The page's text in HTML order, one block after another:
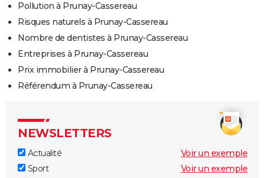
Pollution à Prunay-Cassereau
Risques naturels à Prunay-Cassereau
Nombre de dentistes à Prunay-Cassereau
Entreprises à Prunay-Cassereau
Prix immobilier à Prunay-Cassereau
Référendum à Prunay-Cassereau
NEWSLETTERS
Actualité
Voir un exemple
Sport
Voir un exemple